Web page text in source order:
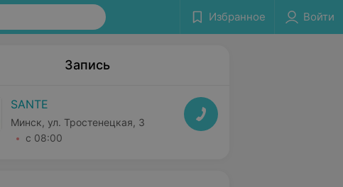
Избранное Войти
Запись
SANTE
Минск, ул. Тростенецкая, 3
с 08:00